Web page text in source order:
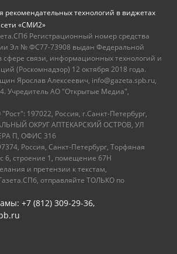
технологий в виджетах
«СМИ2»
Регистрационный номер средства
Эл № ФС77-73908 выдан Федеральной
сфере связи, информационных технологий и
(Роскомнадзор) 12 октября 2018 года.
Ярослав Алексеевич, info@gazeta.spb.ru,
Учредитель АО "Открытые Медиа",
197022, Россия, г.Санкт-Петербург,
ОКРУГ АПТЕКАРСКИЙ ОСТРОВ, УЛ
П, ОФИС 316
Россия, Санкт-Петербург, Торфяная
6, строение 1, помещение 67Н
и претензии к текстам,
отправляйте ТОЛЬКО по
+7 (812) 309-29-36,